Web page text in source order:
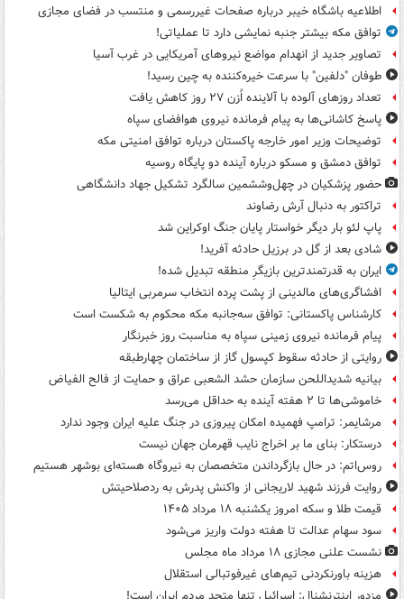
اطلاعیه باشگاه خیبر درباره صفحات غیررسمی و منتسب در فضای مجازی
توافق مکه بیشتر جنبه نمایشی دارد تا عملیاتی!
تصاویر جدید از انهدام مواضع نیروهای آمریکایی در غرب آسیا
طوفان "دلفین" با سرعت خیره‌کننده به چین رسید!
تعداد روزهای آلوده با آلاینده اُزن ۲۷ روز کاهش یافت
پاسخ کاشانی‌ها به پیام فرمانده نیروی هوافضای سپاه
توضیحات وزیر امور خارجه پاکستان درباره توافق امنیتی مکه
توافق دمشق و مسکو درباره آینده دو پایگاه روسیه
حضور پزشکیان در چهل‌وششمین سالگرد تشکیل جهاد دانشگاهی
تراکتور به دنبال آرش رضاوند
پاپ لئو بار دیگر خواستار پایان جنگ اوکراین شد
شادی بعد از گل در برزیل حادثه آفرید!
ایران به قدرتمندترین بازیگرِ منطقه تبدیل شده!
افشاگری‌های مالدینی از پشت پرده انتخاب سرمربی ایتالیا
کارشناس پاکستانی: توافق سه‌جانبه مکه محکوم به شکست است
پیام فرمانده نیروی زمینی سپاه به مناسبت روز خبرنگار
روایتی از حادثه سقوط کپسول گاز از ساختمان چهارطبقه
بیانیه شدیداللحن سازمان حشد الشعبی عراق و حمایت از فالح الفیاض
خاموشی‌ها تا ۲ هفته آینده به حداقل می‌رسد
مرشایمر: ترامپ فهمیده امکان پیروزی در جنگ علیه ایران وجود ندارد
درستکار: بنای ما بر اخراج نایب قهرمان جهان نیست
روس‌اتم: در حال بازگرداندن متخصصان به نیروگاه هسته‌ای بوشهر هستیم
روایت فرزند شهید لاریجانی از واکنش پدرش به ردصلاحیتش
قیمت طلا و سکه امروز یکشنبه ۱۸ مرداد ۱۴۰۵
سود سهام عدالت تا هفته دولت واریز می‌شود
نشست علنی مجازی ۱۸ مرداد ماه مجلس
هزینه باورنکردنی تیم‌های غیرفوتبالی استقلال